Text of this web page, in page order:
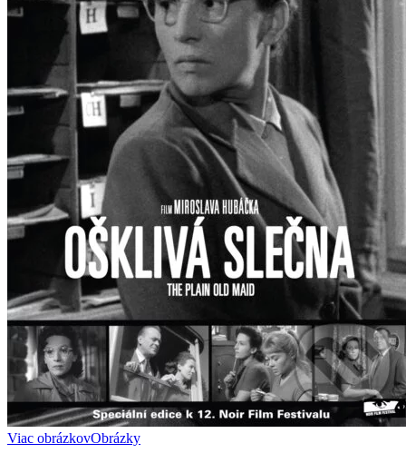
Viac obrázkovObrázky